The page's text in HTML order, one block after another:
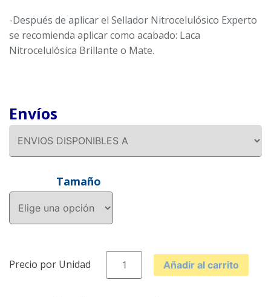
-Después de aplicar el Sellador Nitrocelulósico Experto
se recomienda aplicar como acabado: Laca
Nitrocelulósica Brillante o Mate.
Envíos
Tamaño
SELLADOR
NITROCELULÓSICO
Añadir al carrito